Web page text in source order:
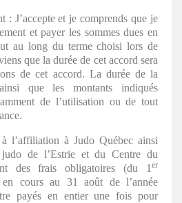
: J’accepte et je comprends que je
et payer les sommes dues en
au long du terme choisi lors de
que la durée de cet accord sera
de cet accord. La durée de la
que les montants indiqués
de l’utilisation ou de tout
l’affiliation à Judo Québec ainsi
judo de l’Estrie et du Centre du
des frais obligatoires (du 1 er
en cours au 31 août de l’année
payés en entier une fois pour